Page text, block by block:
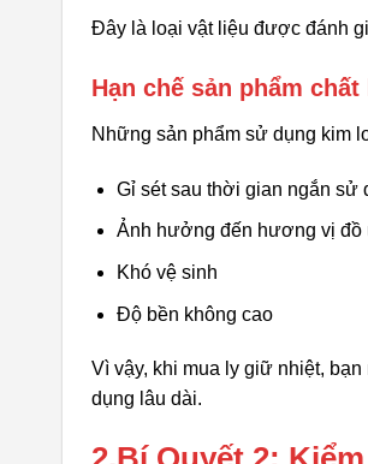
Đây là loại vật liệu được đánh
Hạn chế sản phẩm
Những sản phẩm sử dụng kim
Gỉ sét sau thời gian ngắn sử
Ảnh hưởng đến hương vị đồ
Khó vệ sinh
Độ bền không cao
Vì vậy, khi mua ly giữ nhiệt,
dụng lâu dài.